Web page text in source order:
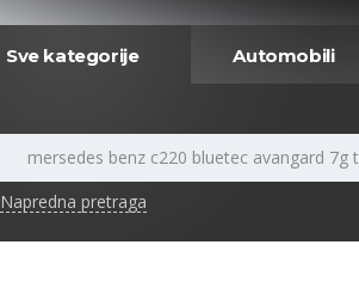
Sve kategorije Automobili
Napredna pretraga